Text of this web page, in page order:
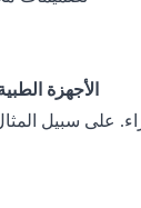
5. الأجهزة
على سبيل